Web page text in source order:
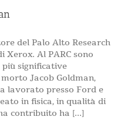
del Palo Alto Research
Xerox. Al PARC sono
più significative
Jacob Goldman,
lavorato presso Ford e
in fisica, in qualità di
contribuito ha [...]